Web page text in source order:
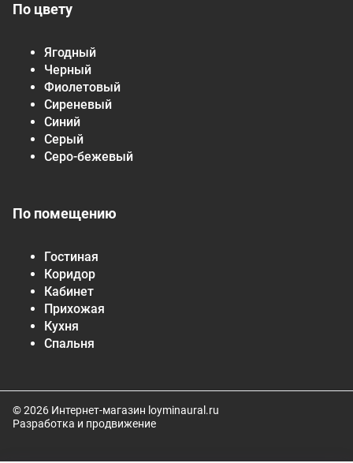
По цвету
Ягодный
Черный
Фиолетовый
Сиреневый
Синий
Серый
Серо-бежевый
По помещению
Гостиная
Коридор
Кабинет
Прихожая
Кухня
Спальня
© 2026 Интернет-магазин loyminaural.ru
Разработка и продвижение